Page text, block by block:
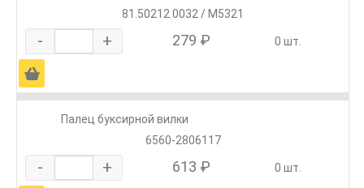
81.50212.0032 / M5321
- + 279 ₽ 0 шт.
Ä
Палец буксирной вилки
6560-2806117
- + 613 ₽ 0 шт.